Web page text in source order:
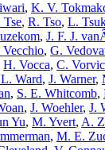
, K. V.
Tse, R. Tso, L.
, J. F. J.
Vecchio, G.
H. Vocca, C.
Ward, J. Warner,
, S. E. Whitcomb,
, J. Woehler, J.
Yu, M. Yvert, A.
, M. E.